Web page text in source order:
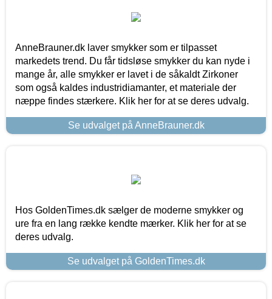
AnneBrauner.dk laver smykker som er tilpasset
markedets trend. Du får tidsløse smykker du kan nyde i
mange år, alle smykker er lavet i de såkaldt Zirkoner
som også kaldes industridiamanter, et materiale der
næppe findes stærkere. Klik her for at se deres udvalg.
Se udvalget på AnneBrauner.dk
Hos GoldenTimes.dk sælger de moderne smykker og
ure fra en lang række kendte mærker. Klik her for at se
deres udvalg.
Se udvalget på GoldenTimes.dk